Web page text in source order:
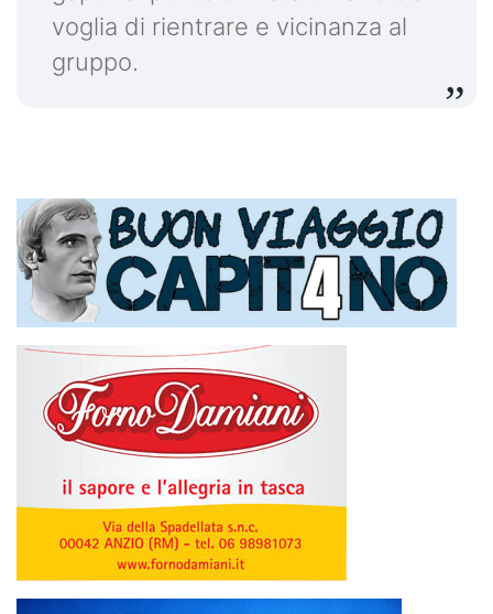
voglia di rientrare e vicinanza al
gruppo.